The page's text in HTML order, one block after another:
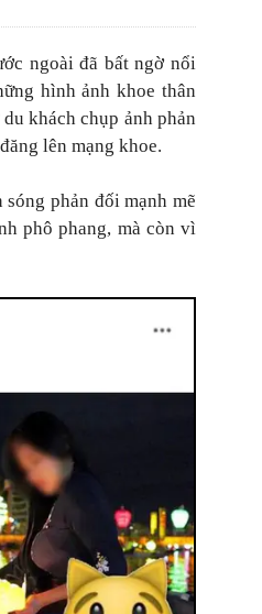
ngoài đã bất ngờ nổi
hình ảnh khoe thân
khách chụp ảnh phản
lên mạng khoe.
phản đối mạnh mẽ
phô phang, mà còn vì